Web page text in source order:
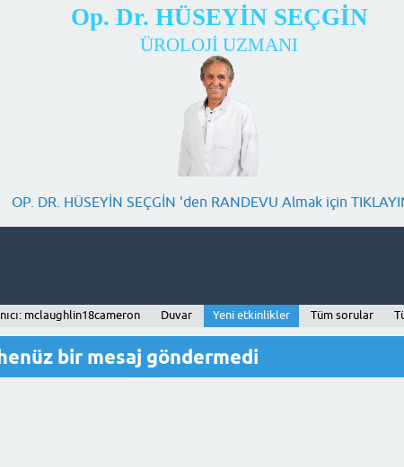
Op. Dr. HÜSEYİN SEÇGİN
ÜROLOJİ UZMANI
OP. DR. HÜSEYİN SEÇGİN 'den RANDEVU Almak için
mclaughlin18cameron Duvar Yeni etkinlikler Tüm sorular
bir mesaj göndermedi